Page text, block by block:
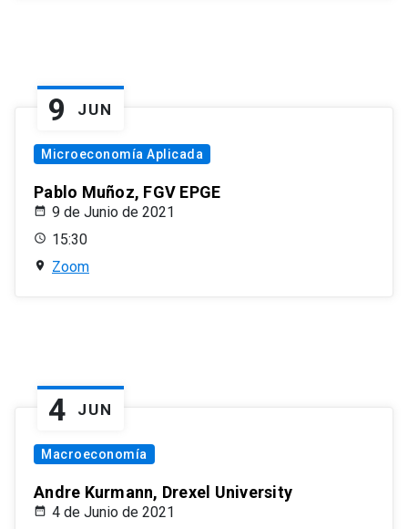
9 JUN
Microeconomía Aplicada
Pablo Muñoz, FGV EPGE
9 de Junio de 2021
15:30
Zoom
4 JUN
Macroeconomía
Andre Kurmann, Drexel University
4 de Junio de 2021